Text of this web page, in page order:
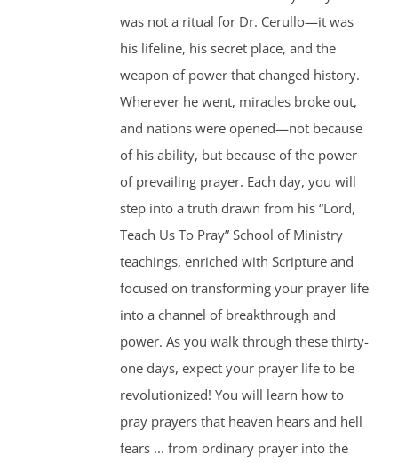
was not a ritual for Dr. Cerullo—it was
his lifeline, his secret place, and the
weapon of power that changed history.
Wherever he went, miracles broke out,
and nations were opened—not because
of his ability, but because of the power
of prevailing prayer. Each day, you will
step into a truth drawn from his “Lord,
Teach Us To Pray” School of Ministry
teachings, enriched with Scripture and
focused on transforming your prayer life
into a channel of breakthrough and
power. As you walk through these thirty-
one days, expect your prayer life to be
revolutionized! You will learn how to
pray prayers that heaven hears and hell
fears ... from ordinary prayer into the